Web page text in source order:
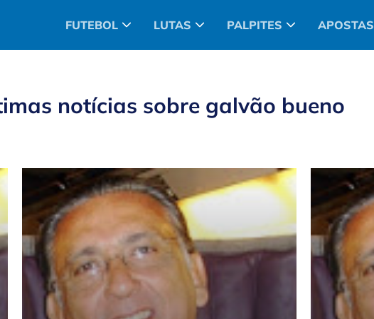
FUTEBOL LUTAS PALPITES APOSTAS
notícias sobre galvão bueno